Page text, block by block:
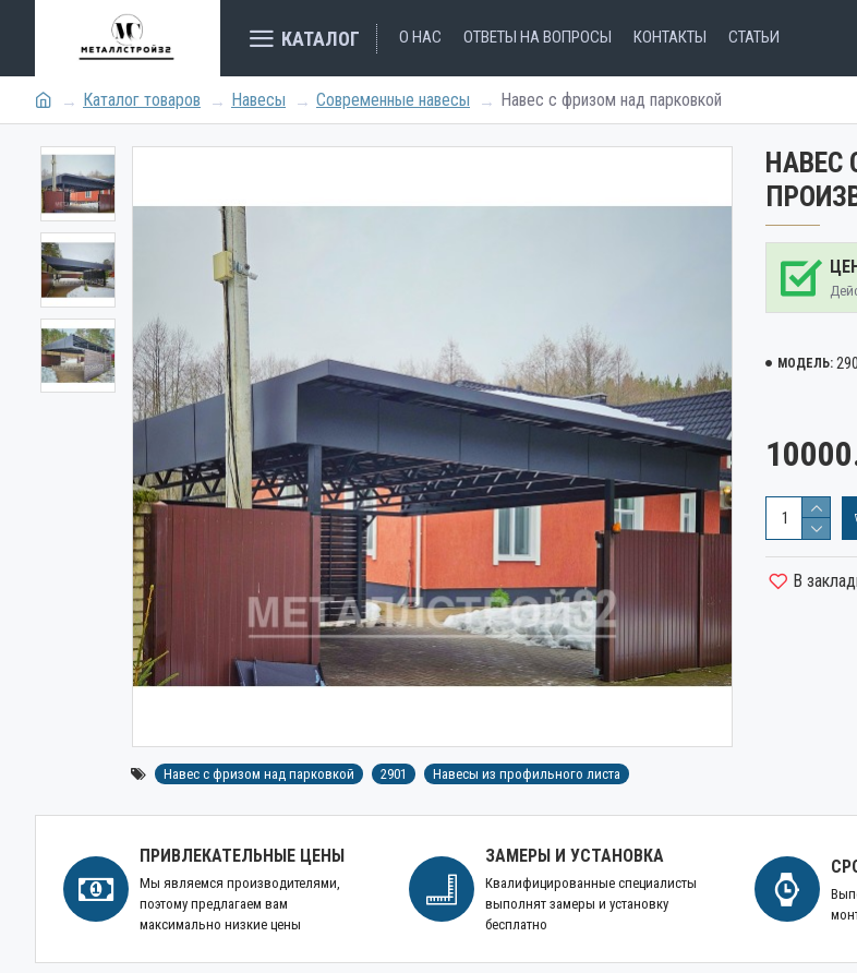
КАТАЛОГ О НАС ОТВЕТЫ НА ВОПРОСЫ КОНТАКТЫ СТАТЬИ
Каталог товаров Навесы Современные навесы Навес с фризом над парковкой
Навес с фризом над парковкой 2901 Навесы из профильного листа
НАВЕС
МОДЕЛЬ:
В
ПРИВЛЕКАТЕЛЬНЫЕ ЦЕНЫ
Мы являемся производителями,
поэтому предлагаем вам
максимально низкие цены
ЗАМЕРЫ И УСТАНОВКА
Квалифицированные специалисты
выполнят замеры и установку
бесплатно